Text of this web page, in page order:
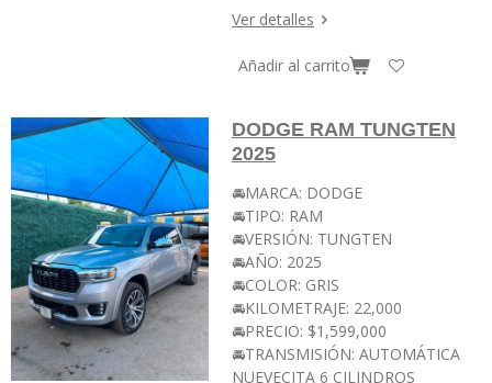
Ver detalles
Añadir al carrito
DODGE RAM TUNGTEN
2025
🚘MARCA: DODGE
🚘TIPO: RAM
🚘VERSIÓN: TUNGTEN
🚘AÑO: 2025
🚘COLOR: GRIS
🚘KILOMETRAJE: 22,000
🚘PRECIO: $1,599,000
🚘TRANSMISIÓN: AUTOMÁTICA
NUEVECITA 6 CILINDROS